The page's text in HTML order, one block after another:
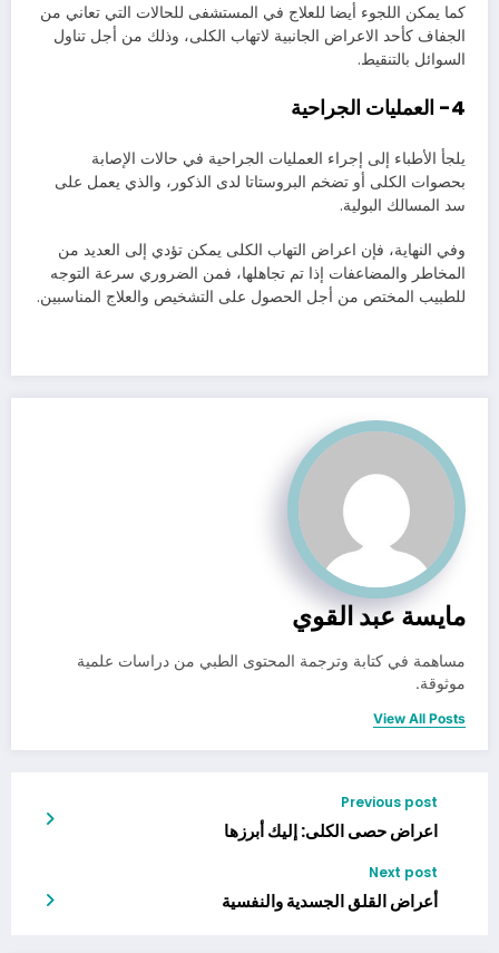
كما يمكن اللجوء أيضا للعلاج في المستشفى للحالات التي تعاني من
الجفاف كأحد الاعراض الجانبية لاتهاب الكلى، وذلك من أجل تناول
السوائل بالتنقيط.
4- العمليات الجراحية
يلجأ الأطباء إلى إجراء العمليات الجراحية في حالات الإصابة
بحصوات الكلى أو تضخم البروستاتا لدى الذكور، والذي يعمل على
سد المسالك البولية.
وفي النهاية، فإن اعراض التهاب الكلى يمكن تؤدي إلى العديد من
المخاطر والمضاعفات إذا تم تجاهلها، فمن الضروري سرعة التوجه
للطبيب المختص من أجل الحصول على التشخيص والعلاج المناسبين.
مايسة عبد القوي
مساهمة في كتابة وترجمة المحتوى الطبي من دراسات علمية
موثوقة.
View All Posts
Previous post
اعراض حصى الكلى: إليك أبرزها
Next post
أعراض القلق الجسدية والنفسية